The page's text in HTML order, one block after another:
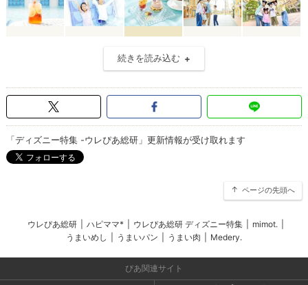
続きを読み込む
「ディズニー特集 -ウレぴあ総研」更新情報が受け取れます
ページの先頭へ
ウレぴあ総研 ハピママ* ウレぴあ総研 ディズニー特集 mimot.
うまいめし
うまいパン うまい肉 Medery.
ぴあ関連サイト